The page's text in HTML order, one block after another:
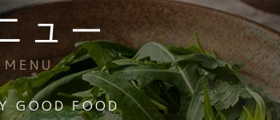
ュー
MENU
GOOD FOOD